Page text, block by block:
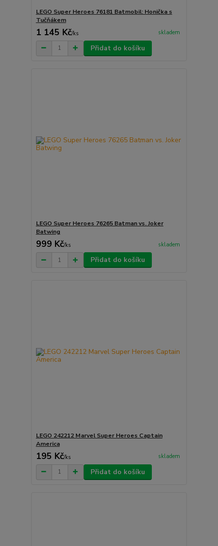
LEGO Super Heroes 76181 Batmobil: Honička s
Tučňákem
1 145 Kč/ks skladem
Přidat do košíku
LEGO Super Heroes 76265 Batman vs. Joker
Batwing
999 Kč/ks skladem
Přidat do košíku
LEGO 242212 Marvel Super Heroes Captain
America
195 Kč/ks skladem
Přidat do košíku